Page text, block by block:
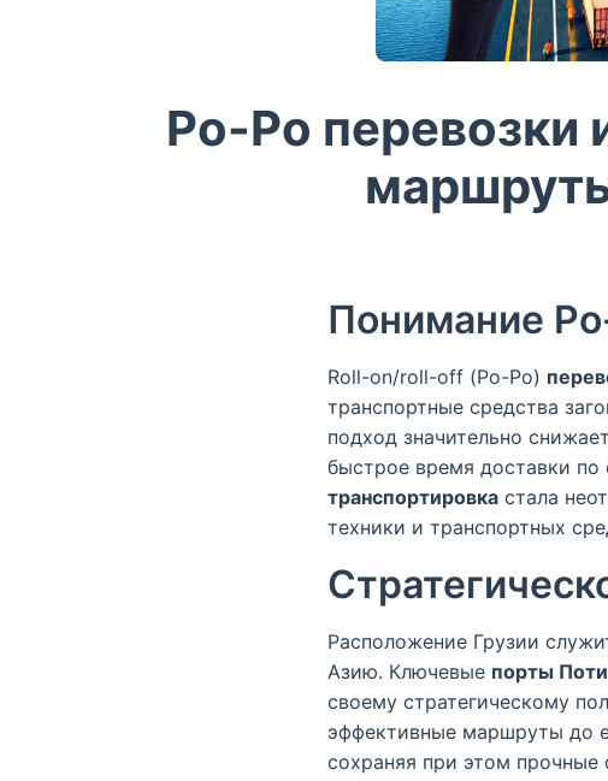
Ро-Ро перевозки
Понимание
Roll-on/roll-off (Ро-Ро)
транспортные средства
подход значительно
быстрое время доставки
транспортировка стала
техники и транспортных
Расположение Грузии
Азию. Ключевые порты Поти
своему стратегическому
эффективные маршруты до
сохраняя при этом прочные